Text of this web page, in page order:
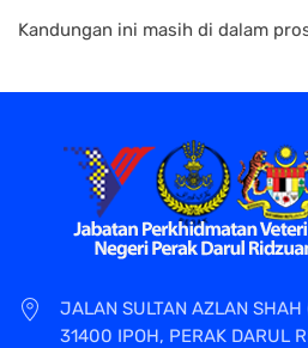
Kandungan ini masih di dalam
JALAN SULTAN AZLAN SHAH
31400 IPOH, PERAK DARUL